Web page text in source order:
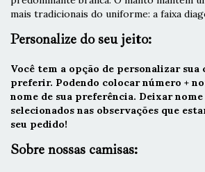
mais tradicionais do uniforme: a faixa
Personalize do seu jeito:
Você tem a opção de personalizar sua
preferir. Podendo colocar número +
nome de sua preferência. Deixar
selecionados nas observações que
seu pedido!
Sobre nossas camisas: